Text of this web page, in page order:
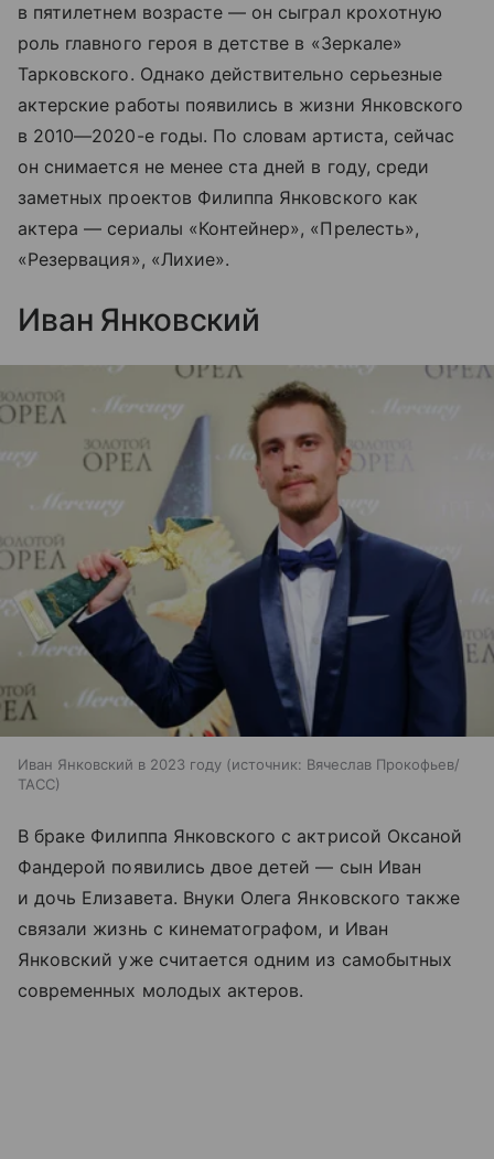
в пятилетнем возрасте — он сыграл крохотную
роль главного героя в детстве в «Зеркале»
Тарковского. Однако действительно серьезные
актерские работы появились в жизни Янковского
в 2010—2020-е годы. По словам артиста, сейчас
он снимается не менее ста дней в году, среди
заметных проектов Филиппа Янковского как
актера — сериалы «Контейнер», «Прелесть»,
«Резервация», «Лихие».
Иван Янковский
Иван Янковский в 2023 году источник: Вячеслав Прокофьев/
ТАСС
В браке Филиппа Янковского с актрисой Оксаной
Фандерой появились двое детей — сын Иван
и дочь Елизавета. Внуки Олега Янковского также
связали жизнь с кинематографом, и Иван
Янковский уже считается одним из самобытных
современных молодых актеров.